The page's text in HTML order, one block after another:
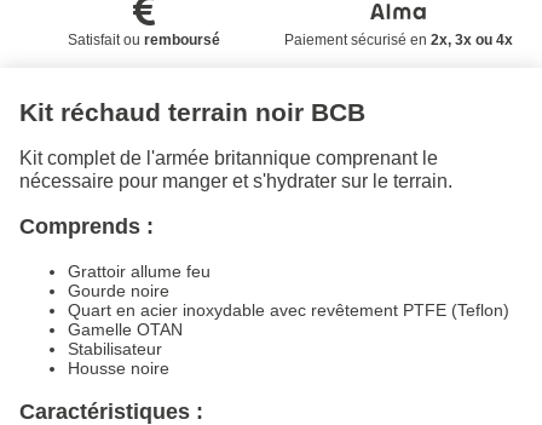
Satisfait ou remboursé Paiement sécurisé en 2x, 3x ou 4x
Kit réchaud terrain noir BCB
Kit complet de l'armée britannique comprenant le
nécessaire pour manger et s'hydrater sur le terrain.
Comprends :
Grattoir allume feu
Gourde noire
Quart en acier inoxydable avec revêtement PTFE (Teflon)
Gamelle OTAN
Stabilisateur
Housse noire
Caractéristiques :